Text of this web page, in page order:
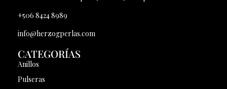
+506 8424 8989
info@herzogperlas.com
CATEGORÍAS
Anillos
Pulseras